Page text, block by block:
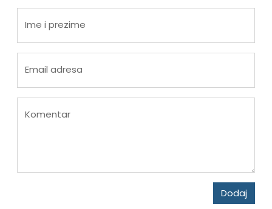
Ime i prezime
Email adresa
Komentar
Dodaj